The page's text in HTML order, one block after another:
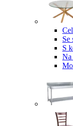
Se
S
Na